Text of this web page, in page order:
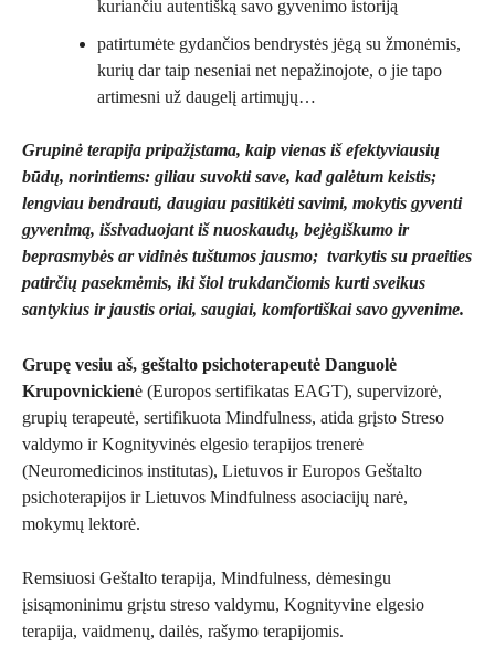
kuriančiu autentišką savo gyvenimo istoriją
patirtumėte gydančios bendrystės jėgą su žmonėmis,
kurių dar taip neseniai net nepažinojote, o jie tapo
artimesni už daugelį artimųjų…
Grupinė terapija pripažįstama, kaip vienas iš efektyviausių
būdų, norintiems: giliau suvokti save, kad galėtum keistis;
lengviau bendrauti, daugiau pasitikėti savimi, mokytis gyventi
gyvenimą, išsivaduojant iš nuoskaudų, bejėgiškumo ir
beprasmybės ar vidinės tuštumos jausmo; tvarkytis su praeities
patirčių pasekmėmis, iki šiol trukdančiomis kurti sveikus
santykius ir jaustis oriai, saugiai, komfortiškai savo gyvenime.
Grupę vesiu aš, geštalto psichoterapeutė Danguolė
Krupovnickienė (Europos sertifikatas EAGT), supervizorė,
grupių terapeutė, sertifikuota Mindfulness, atida grįsto Streso
valdymo ir Kognityvinės elgesio terapijos trenerė
(Neuromedicinos institutas), Lietuvos ir Europos Geštalto
psichoterapijos ir Lietuvos Mindfulness asociacijų narė,
mokymų lektorė.
Remsiuosi Geštalto terapija, Mindfulness, dėmesingu
įsisąmoninimu grįstu streso valdymu, Kognityvine elgesio
terapija, vaidmenų, dailės, rašymo terapijomis.